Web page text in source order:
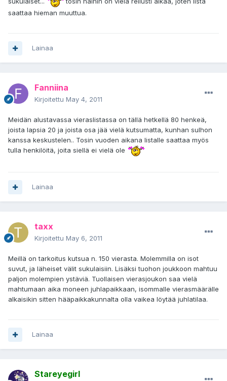
saattaa hieman muuttua.
Lainaa
Fanniina
Kirjoitettu May 4, 2011
Meidän alustavassa vieraslistassa on tällä hetkellä 80 henkeä,
joista lapsia 20 ja joista osa jää vielä kutsumatta, kunhan sulhon
kanssa keskustelen.. Tosin vuoden aikana listalle saattaa myös
tulla henkilöitä, joita siellä ei vielä ole
Lainaa
taxx
Kirjoitettu May 6, 2011
Meillä on tarkoitus kutsua n. 150 vierasta. Molemmilla on isot
suvut, ja läheiset välit sukulaisiin. Lisäksi tuohon joukkoon mahtuu
paljon molempien ystäviä. Tuollaisen vierasjoukon saa vielä
mahtumaan aika moneen juhlapaikkaan, isommalle vierasmäärälle
alkaisikin sitten hääpaikkakunnalta olla vaikea löytää juhlatilaa.
Lainaa
Stareyegirl